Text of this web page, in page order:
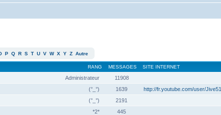
P Q R S T U V W X Y Z Autre
RANG MESSAGES SITE INTERNET
Administrateur 11908
(°_°)
1639 http://fr.youtube.com/user/Jive51
(°_°)
2191
*2*
445